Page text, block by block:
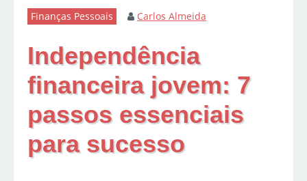
Finanças Pessoais Carlos Almeida
Independência
financeira jovem: 7
passos essenciais
para sucesso